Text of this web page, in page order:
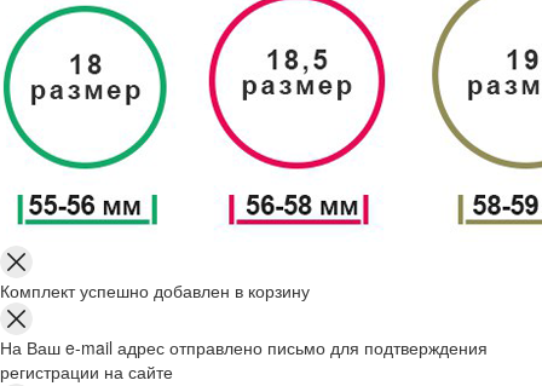
Комплект успешно добавлен в корзину
На Ваш e-mail адрес отправлено письмо для подтверждения
регистрации на сайте